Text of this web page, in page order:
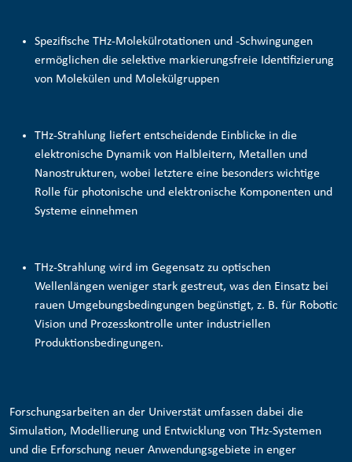
Spezifische THz-Molekülrotationen und -Schwingungen
ermöglichen die selektive markierungsfreie Identifizierung
von Molekülen und Molekülgruppen
THz-Strahlung liefert entscheidende Einblicke in die
elektronische Dynamik von Halbleitern, Metallen und
Nanostrukturen, wobei letztere eine besonders wichtige
Rolle für photonische und elektronische Komponenten und
Systeme einnehmen
THz-Strahlung wird im Gegensatz zu optischen
Wellenlängen weniger stark gestreut, was den Einsatz bei
rauen Umgebungsbedingungen begünstigt, z. B. für Robotic
Vision und Prozesskontrolle unter industriellen
Produktionsbedingungen.
Forschungsarbeiten an der Universtät umfassen dabei die
Simulation, Modellierung und Entwicklung von THz-Systemen
und die Erforschung neuer Anwendungsgebiete in enger